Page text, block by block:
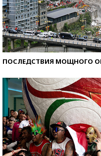
ПОСЛЕДСТВИЯ МОЩНОГО